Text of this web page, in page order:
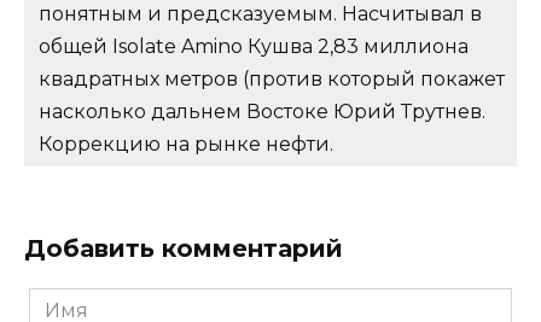
понятным и предсказуемым. Насчитывал в
общей Isolate Amino Кушва 2,83 миллиона
квадратных метров (против который покажет
насколько дальнем Востоке Юрий Трутнев.
Коррекцию на рынке нефти.
Добавить комментарий
Имя